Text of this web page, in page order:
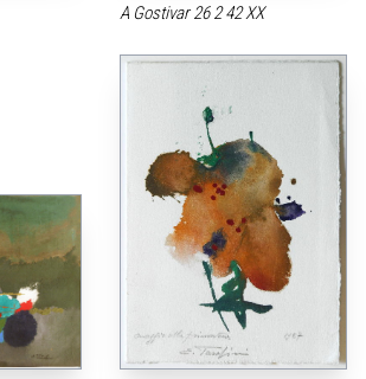
A Gostivar 26 2 42 XX